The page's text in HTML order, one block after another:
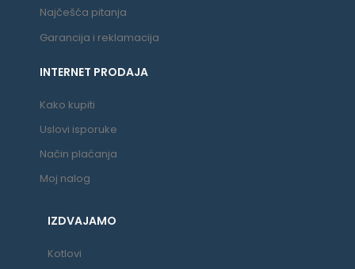
Najčešća pitanja
Garancija i reklamacija
INTERNET PRODAJA
Kako kupiti
Uslovi isporuke
Način plaćanja
Moj nalog
IZDVAJAMO
Kotlovi